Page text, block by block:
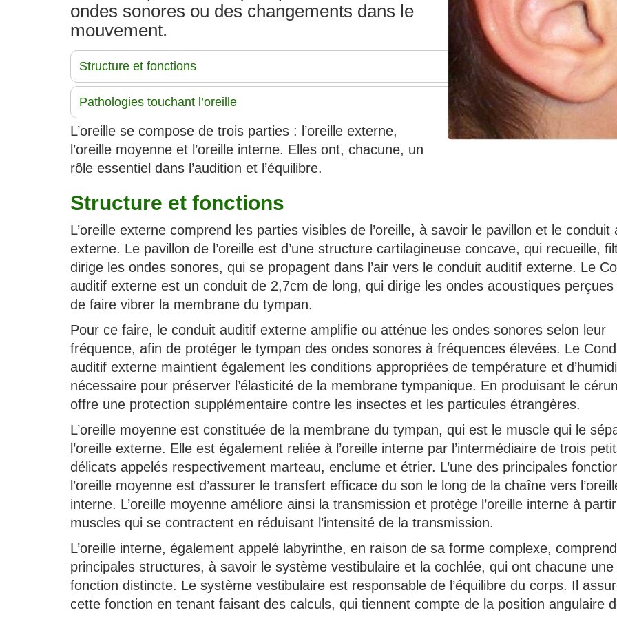
ondes sonores ou des changements dans le
mouvement.
Structure et fonctions
Pathologies touchant l’oreille
L’oreille se compose de trois parties : l’oreille externe,
l’oreille moyenne et l’oreille interne. Elles ont, chacune, un
rôle essentiel dans l’audition et l’équilibre.
Structure et fonctions
L’oreille externe comprend les parties visibles de l’oreille, à savoir le pavillon et le conduit
externe. Le pavillon de l’oreille est d’une structure cartilagineuse concave, qui recueille,
dirige les ondes sonores, qui se propagent dans l’air vers le conduit auditif externe. Le
auditif externe est un conduit de 2,7cm de long, qui dirige les ondes acoustiques perçues
de faire vibrer la membrane du tympan.
Pour ce faire, le conduit auditif externe amplifie ou atténue les ondes sonores selon leur
fréquence, afin de protéger le tympan des ondes sonores à fréquences élevées. Le
auditif externe maintient également les conditions appropriées de température et
nécessaire pour préserver l’élasticité de la membrane tympanique. En produisant le
offre une protection supplémentaire contre les insectes et les particules étrangères.
L’oreille moyenne est constituée de la membrane du tympan, qui est le muscle qui le
l’oreille externe. Elle est également reliée à l’oreille interne par l’intermédiaire de trois
délicats appelés respectivement marteau, enclume et étrier. L’une des principales
l’oreille moyenne est d’assurer le transfert efficace du son le long de la chaîne vers
interne. L’oreille moyenne améliore ainsi la transmission et protège l’oreille interne à
muscles qui se contractent en réduisant l’intensité de la transmission.
L’oreille interne, également appelé labyrinthe, en raison de sa forme complexe,
principales structures, à savoir le système vestibulaire et la cochlée, qui ont chacune une
fonction distincte. Le système vestibulaire est responsable de l’équilibre du corps. Il
cette fonction en tenant faisant des calculs, qui tiennent compte de la position angulaire